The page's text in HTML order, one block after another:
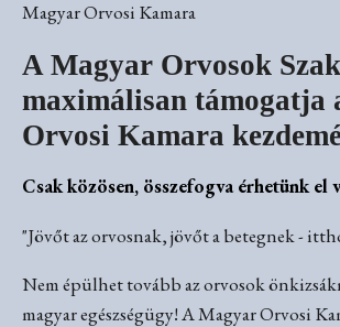
Magyar Orvosi Kamara
A Magyar Orvosok
maximálisan támogatja
Orvosi Kamara
Csak közösen, összefogva érhetünk el
"Jövőt az orvosnak, jövőt a betegnek -
Nem épülhet tovább az orvosok
magyar egészségügy! A Magyar Orvosi